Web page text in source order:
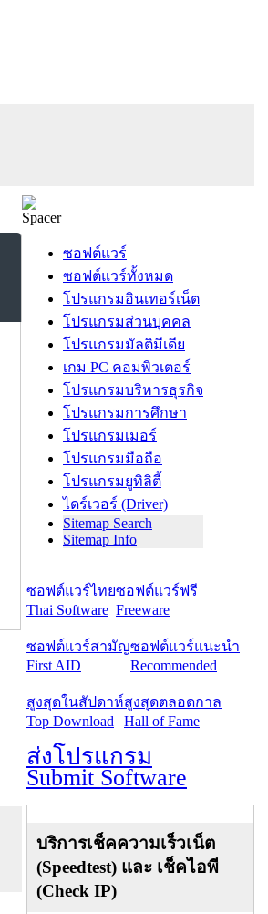
ซอฟต์แวร์
ซอฟต์แวร์ทั้งหมด
โปรแกรมอินเทอร์เน็ต
โปรแกรมส่วนบุคคล
โปรแกรมมัลติมีเดีย
เกม PC คอมพิวเตอร์
โปรแกรมบริหารธุรกิจ
โปรแกรมการศึกษา
โปรแกรมเมอร์
โปรแกรมมือถือ
โปรแกรมยูทิลิตี้
ไดร์เวอร์ (Driver)
Sitemap Search
Sitemap Info
ซอฟต์แวร์ไทย
Thai Software
ซอฟต์แวร์ฟรี
Freeware
ซอฟต์แวร์สามัญ
First AID
ซอฟต์แวร์แนะนำ
Recommended
สูงสุดในสัปดาห์
Top Download
สูงสุดตลอดกาล
Hall of Fame
ส่งโปรแกรม
Submit Software
บริการเช็คความเร็วเน็ต
(Speedtest) และ เช็คไอพี
(Check IP)